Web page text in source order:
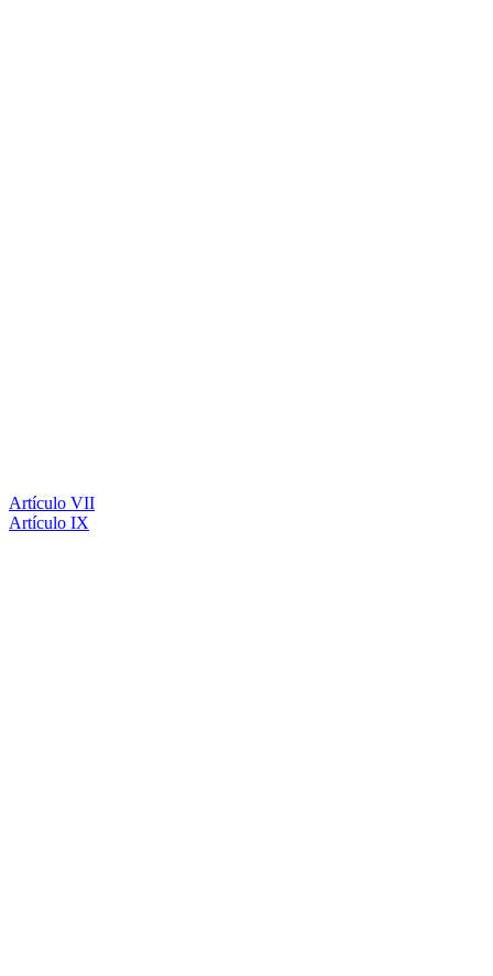
Artículo VII
Artículo IX